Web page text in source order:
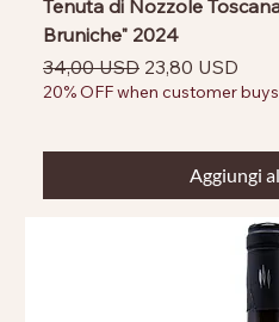
Tenuta di Nozzole
Bruniche" 2024
Prezzo regolare
34,00 USD Prezzo scontato
23,80 USD
20% OFF when customer
Aggiungi